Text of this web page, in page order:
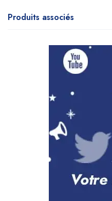
Produits associés